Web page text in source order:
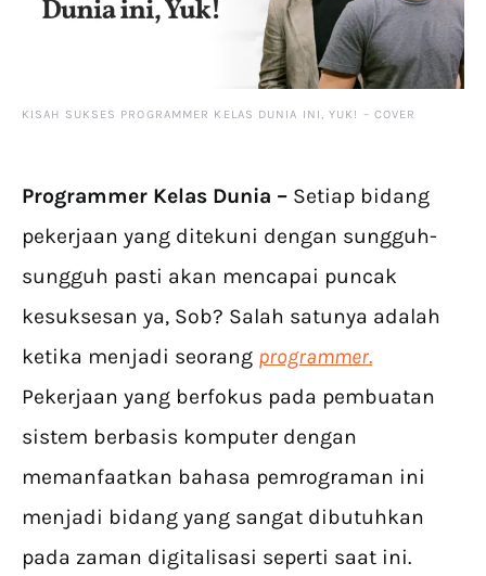
KISAH SUKSES PROGRAMMER KELAS DUNIA INI, YUK! – COVER
Programmer Kelas Dunia – Setiap bidang
pekerjaan yang ditekuni dengan sungguh-
sungguh pasti akan mencapai puncak
kesuksesan ya, Sob? Salah satunya adalah
ketika menjadi seorang programmer.
Pekerjaan yang berfokus pada pembuatan
sistem berbasis komputer dengan
memanfaatkan bahasa pemrograman ini
menjadi bidang yang sangat dibutuhkan
pada zaman digitalisasi seperti saat ini.